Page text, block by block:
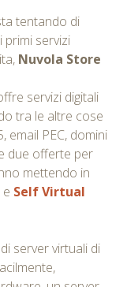
tentando di
servizi
Nuvola Store
servizi digitali
tra le altre cose
PEC, domini
due offerte per
mettendo in
e Self Virtual
server virtuali di